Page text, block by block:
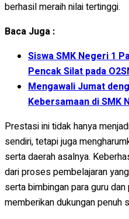
berhasil meraih nilai tertinggi.
Baca Juga :
Siswa SMK Negeri 1
Pencak Silat pada
Mengawali Jumat
Kebersamaan di SMK
Prestasi ini tidak hanya
sendiri, tetapi juga
serta daerah asalnya.
dari proses pembelajaran
serta bimbingan para guru
memberikan dukungan penuh